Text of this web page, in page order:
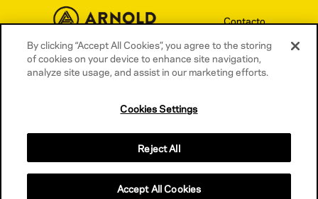
Contacto
Términos y condiciones
Política de privacidad
By clicking “Accept All Cookies”, you agree to the storing
of cookies on your device to enhance site navigation,
analyze site usage, and assist in our marketing efforts.
Cookies Settings
Reject All
Accept All Cookies